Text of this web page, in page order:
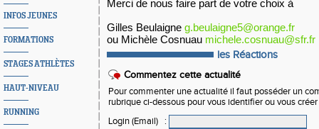
INFOS JEUNES
FORMATIONS
STAGES ATHLÈTES
HAUT-NIVEAU
RUNNING
Merci de nous faire part de votre choix à
Gilles Beulaigne g.beulaigne5@orange.fr
ou Michèle Cosnuau michele.cosnuau@sfr.fr
les Réactions
Commentez cette actualité
Pour commenter une actualité il faut posséder un
rubrique ci-dessous pour vous identifier ou vous
Login (Email)
: